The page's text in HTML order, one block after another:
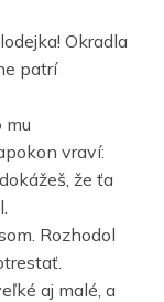
Okradla
patrí
mu
vraví:
že ťa
Rozhodol
aj malé, a